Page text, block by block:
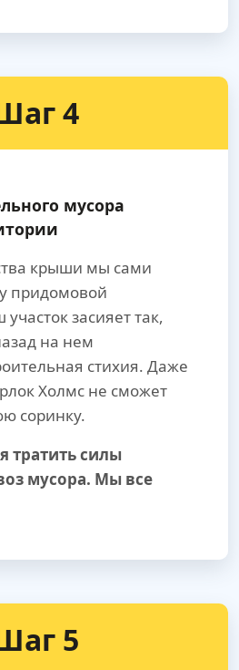
4
мусора
крыши мы сами
придомовой
засияет так,
на нем
стихия. Даже
Холмс не сможет
соринку.
тратить силы
мусора. Мы все
5